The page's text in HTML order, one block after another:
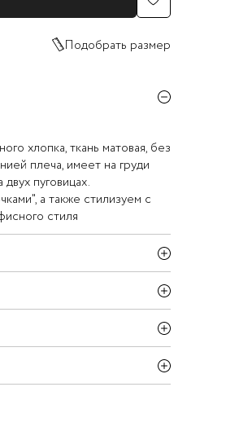
Подобрать размер
хлопка, ткань матовая, без
плеча, имеет на груди
пуговицах.
а также стилизуем с
стиля